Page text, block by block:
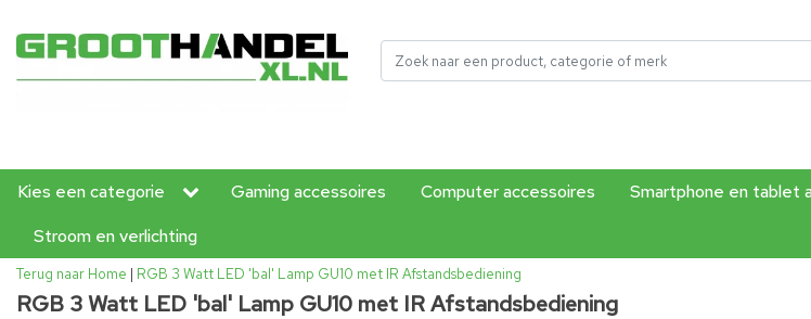
Kies een categorie Gaming accessoires Computer accessoires Smartphone en tablet
Stroom en verlichting
Terug naar Home | RGB 3 Watt LED 'bal' Lamp GU10 met IR Afstandsbediening
RGB 3 Watt LED 'bal' Lamp GU10 met IR Afstandsbediening